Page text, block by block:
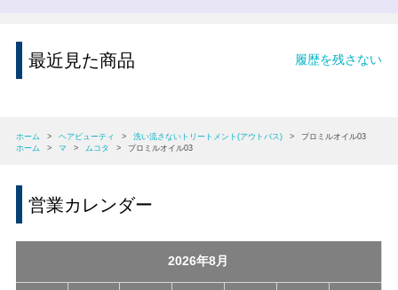
最近見た商品 履歴を残さない
ホーム > ヘアビューティ > 洗い流さないトリートメント(アウトバス) >
プロミルオイル03
ホーム
> マ > ムコタ > プロミルオイル03
営業カレンダー
2026年8月